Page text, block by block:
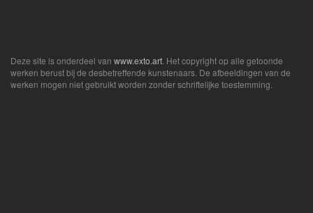
Deze site is onderdeel van www.exto.art . Het copyright op alle getoonde
werken berust bij de desbetreffende kunstenaars. De afbeeldingen van de
werken mogen niet gebruikt worden zonder schriftelijke toestemming.